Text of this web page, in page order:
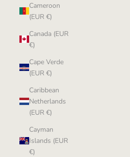
Cameroon
(EUR €)
Canada (EUR
€)
Cape Verde
(EUR €)
Caribbean
Netherlands
(EUR €)
Cayman
Islands (EUR
€)